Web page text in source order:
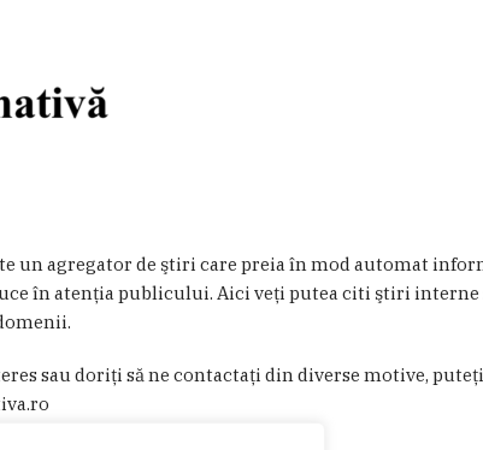
un agregator de ştiri care preia în mod automat
în atenţia publicului. Aici veţi putea citi ştiri
sau doriţi să ne contactaţi din diverse motive,